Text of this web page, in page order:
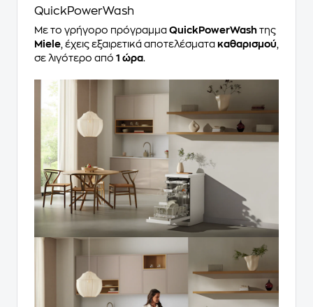
QuickPowerWash
Με το γρήγορο πρόγραμμα QuickPowerWash της
Miele , έχεις εξαιρετικά αποτελέσματα καθαρισμού
σε λιγότερο από 1 ώρα.